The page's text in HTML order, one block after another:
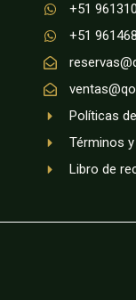
+51
+51
Políticas
Términos
Libro de